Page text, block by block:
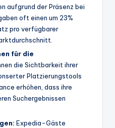
aufgrund der Präsenz bei
oft einen um 23%
pro verfügbarer
für die
die Sichtbarkeit ihrer
Platzierungstools
erhöhen, dass ihre
Suchergebnissen
Expedia-Gäste